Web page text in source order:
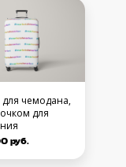
для чемодана,
для
руб.